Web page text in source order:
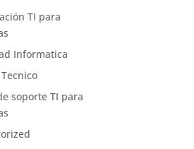
TI para
Informatica
soporte TI para